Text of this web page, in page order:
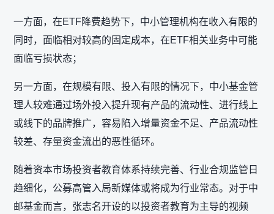
一方面，在ETF降费趋势下，中小管理机构在收入有限的
同时，面临相对较高的固定成本，在ETF相关业务中可能
面临亏损状态；
另一方面，在规模有限、投入有限的情况下，中小基金管
理人较难通过场外投入提升现有产品的流动性、进行线上
或线下的品牌推广，容易陷入增量资金不足、产品流动性
较差、存量资金流出的恶性循环。
随着资本市场投资者教育体系持续完善、行业合规监管日
趋细化，公募高管入局新媒体或将成为行业常态。对于中
邮基金而言，张志名开设的以投资者教育为主导的视频